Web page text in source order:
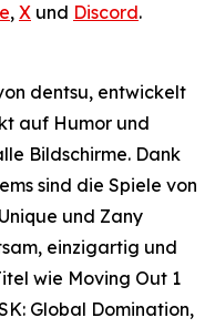
, X und Discord.
dentsu, entwickelt
auf Humor und
Bildschirme. Dank
sind die Spiele von
und Zany
einzigartig und
wie Moving Out 1
Global Domination,